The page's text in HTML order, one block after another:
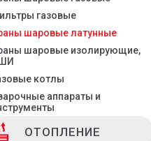
газовые
шаровые латунные
шаровые изолирующие,
котлы
аппараты и
ОТОПЛЕНИЕ